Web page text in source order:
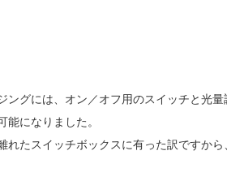
ングには、オン／オフ用のスイッチと光
になりました。
れたスイッチボックスに有った訳ですか